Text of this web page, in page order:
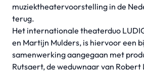
muziektheatervoorstelling in de
terug.
Het internationale theaterduo
en Martijn Mulders, is hiervoor een
samenwerking aangegaan met
Rutsaert, de weduwnaar van Robert